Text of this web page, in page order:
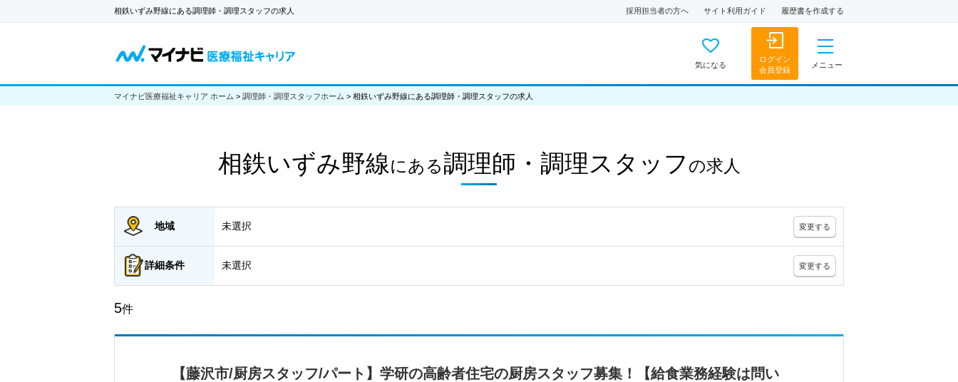
相鉄いずみ野線にある調理師・調理スタッフの求人 採用担当者の方へ サイト利用ガイド 履歴書を作成する
気になる
ログイン
会員登録
メニュー
マイナビ医療福祉キャリア ホーム > 調理師・調理スタッフホーム > 相鉄いずみ野線にある調理師・調理スタッフの求人
相鉄いずみ野線にある調理師・調理スタッフ の求人
地域 未選択 変更する
詳細条件 未選択 変更する
5件
【藤沢市/厨房スタッフ/パート】学研の高齢者住宅の厨房スタッフ募集！【給食業務経験は問い